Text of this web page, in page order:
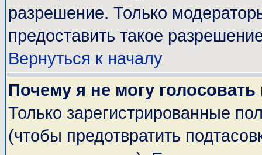
разрешение. Только
предоставить такое
Вернуться к началу
Почему я не могу
Только зарегистрированные
(чтобы предотвратить